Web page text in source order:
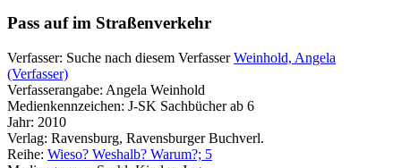
Pass auf im Straßenverkehr
Verfasser: Suche nach diesem Verfasser Weinhold, Angela
(Verfasser)
Verfasserangabe: Angela Weinhold
Medienkennzeichen: J-SK Sachbücher ab 6
Jahr: 2010
Verlag: Ravensburg, Ravensburger Buchverl.
Reihe: Wieso? Weshalb? Warum?; 5